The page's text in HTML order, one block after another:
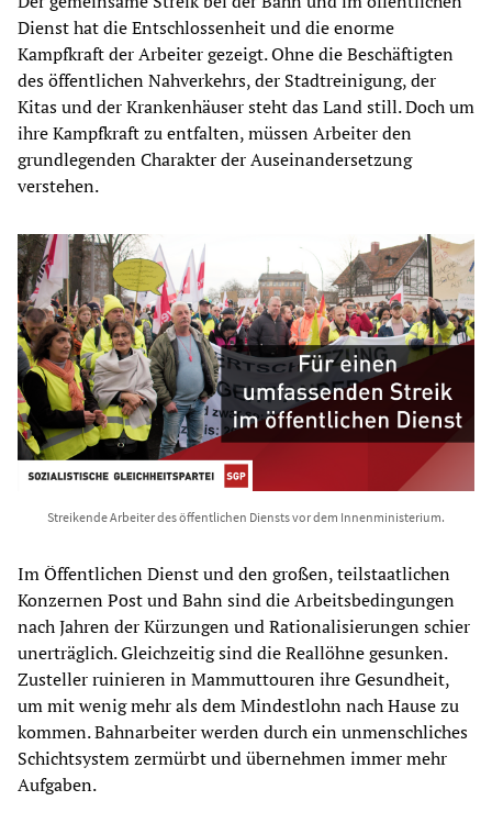
Dienst hat die Entschlossenheit und die enorme
Kampfkraft der Arbeiter gezeigt. Ohne die Beschäftigten
des öffentlichen Nahverkehrs, der Stadtreinigung, der
Kitas und der Krankenhäuser steht das Land still. Doch um
ihre Kampfkraft zu entfalten, müssen Arbeiter den
grundlegenden Charakter der Auseinandersetzung
verstehen.
Streikende Arbeiter des öffentlichen Diensts vor dem Innenministerium.
Im Öffentlichen Dienst und den großen, teilstaatlichen
Konzernen Post und Bahn sind die Arbeitsbedingungen
nach Jahren der Kürzungen und Rationalisierungen schier
unerträglich. Gleichzeitig sind die Reallöhne gesunken.
Zusteller ruinieren in Mammuttouren ihre Gesundheit,
um mit wenig mehr als dem Mindestlohn nach Hause zu
kommen. Bahnarbeiter werden durch ein unmenschliches
Schichtsystem zermürbt und übernehmen immer mehr
Aufgaben.